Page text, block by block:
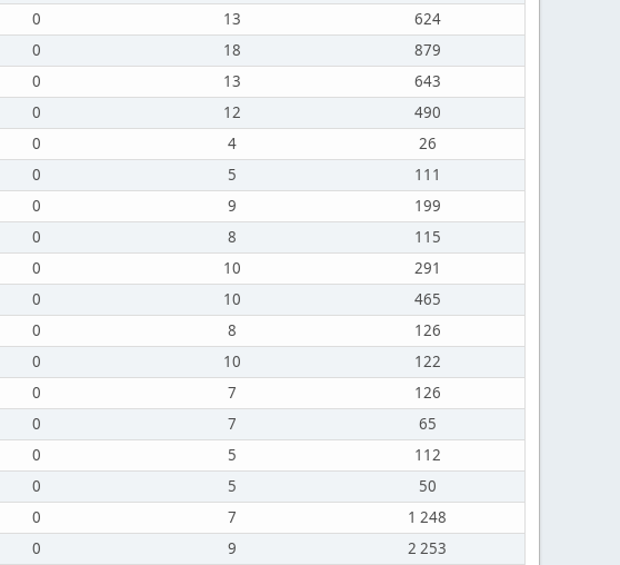
0 13
624
0 18
879
0 13
643
0 12
490
0 4
26
0 5
111
0 9
199
0 8
115
0 10
291
0 10
465
0 8
126
0 10
122
0 7
126
0 7
65
0 5
112
0 5
50
0 7
1 248
0 9 2 253